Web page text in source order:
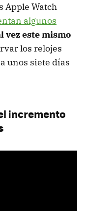
Apple Watch
algunos
vez este mismo
los relojes
unos siete días
incremento